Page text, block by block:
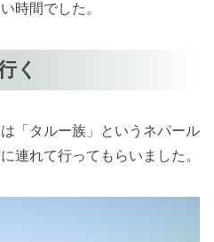
時間でした。
く
「タルー族」というネパール
連れて行ってもらいました。